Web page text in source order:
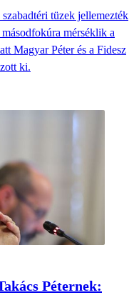
tüzek jellemezték
mérséklik a
Magyar Péter és a Fidesz
ki.
Péternek: